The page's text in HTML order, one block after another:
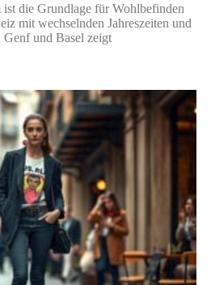
ist die Grundlage für Wohlbefinden
mit wechselnden Jahreszeiten und
und Basel zeigt